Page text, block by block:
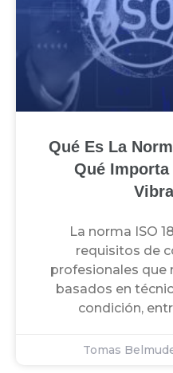
Qué Es La
Qué
La norma ISO
requisitos de
profesionales que
basados en
condición,
Tomas